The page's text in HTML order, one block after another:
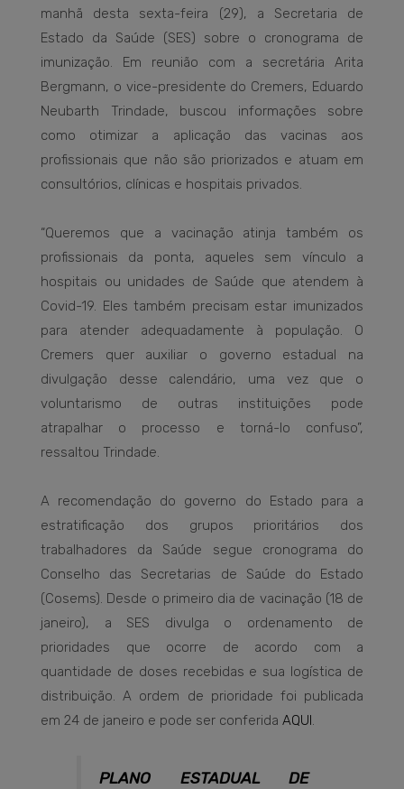
manhã desta sexta-feira (29), a Secretaria de
Estado da Saúde (SES) sobre o cronograma de
imunização. Em reunião com a secretária Arita
Bergmann, o vice-presidente do Cremers, Eduardo
Neubarth Trindade, buscou informações sobre
como otimizar a aplicação das vacinas aos
profissionais que não são priorizados e atuam em
consultórios, clínicas e hospitais privados.
“Queremos que a vacinação atinja também os
profissionais da ponta, aqueles sem vínculo a
hospitais ou unidades de Saúde que atendem à
Covid-19. Eles também precisam estar imunizados
para atender adequadamente à população. O
Cremers quer auxiliar o governo estadual na
divulgação desse calendário, uma vez que o
voluntarismo de outras instituições pode
atrapalhar o processo e torná-lo confuso”,
ressaltou Trindade.
A recomendação do governo do Estado para a
estratificação dos grupos prioritários dos
trabalhadores da Saúde segue cronograma do
Conselho das Secretarias de Saúde do Estado
(Cosems). Desde o primeiro dia de vacinação (18 de
janeiro), a SES divulga o ordenamento de
prioridades que ocorre de acordo com a
quantidade de doses recebidas e sua logística de
distribuição. A ordem de prioridade foi publicada
em 24 de janeiro e pode ser conferida AQUI .
PLANO ESTADUAL DE